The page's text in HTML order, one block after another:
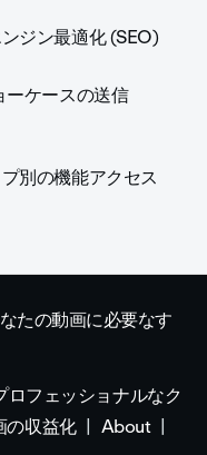
ジン最適化 (SEO)
ケースの送信
別の機能アクセス
たの動画に必要なす
ロフェッショナルなク
の収益化
About